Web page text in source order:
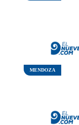
MENDOZA